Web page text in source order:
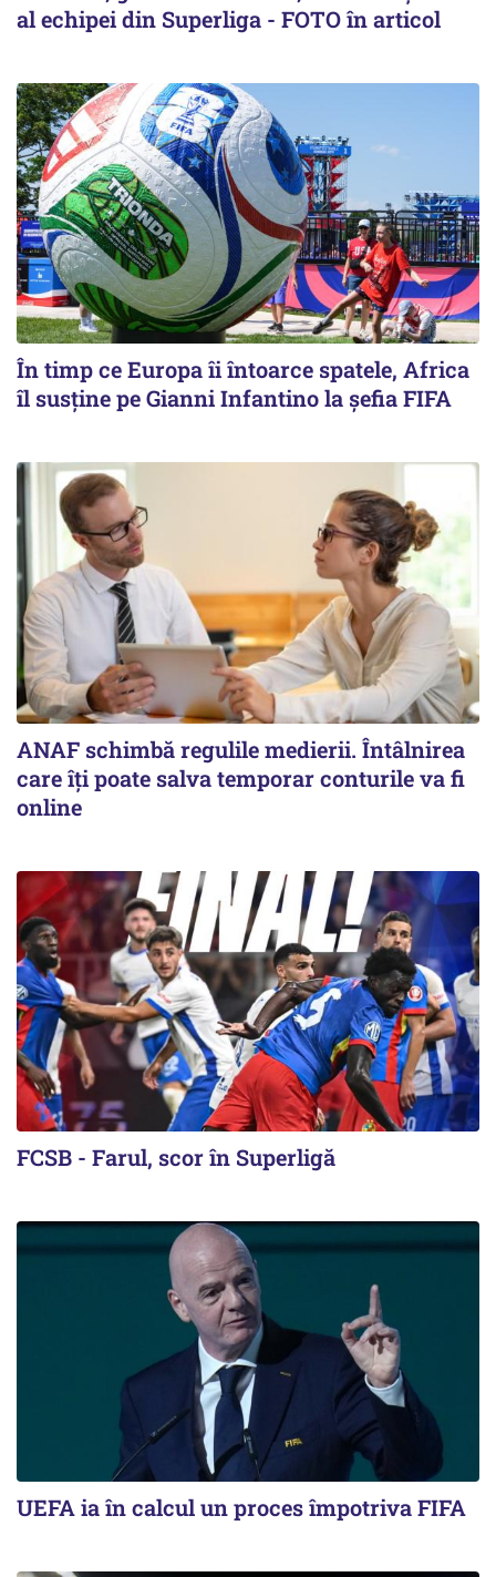
al echipei din Superliga - FOTO în articol
În timp ce Europa îi întoarce spatele, Africa
îl susține pe Gianni Infantino la șefia FIFA
ANAF schimbă regulile medierii. Întâlnirea
care îți poate salva temporar conturile va fi
online
FCSB - Farul, scor în Superligă
UEFA ia în calcul un proces împotriva FIFA